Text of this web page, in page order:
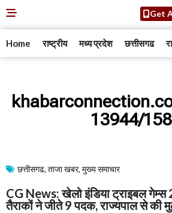
Get
Home राष्ट्रीय मध्य प्रदेश छत्तीसगढ
13944/
छत्तीसगढ, ताजा खबर, मुख्य समाचार​
CG News: खेलो इंडिया ट्राइबल
तैराकों ने जीते 9 पदक, राज्यपाल से की